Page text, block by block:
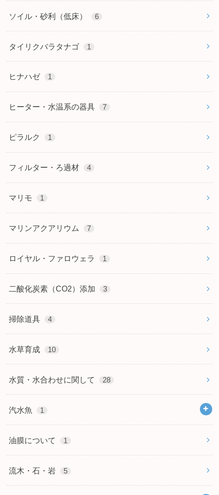
ソイル・砂利（低床） 6
タイリクバラタナゴ 1
ヒナハゼ 1
ヒーター・水温系の器具 7
ピラルク 1
フィルター・ろ過材 4
マリモ 1
マリンアクアリウム 7
ロイヤル・ファロウェラ 1
二酸化炭素（CO2）添加 3
掃除道具 4
水草育成 10
水質・水合わせに関して 28
汽水魚 1
油膜について 1
流木・石・岩 5